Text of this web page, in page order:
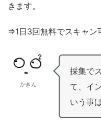
きます。
⇒1日3回無料でスキャン
かきん
採集で
て、イ
いう事